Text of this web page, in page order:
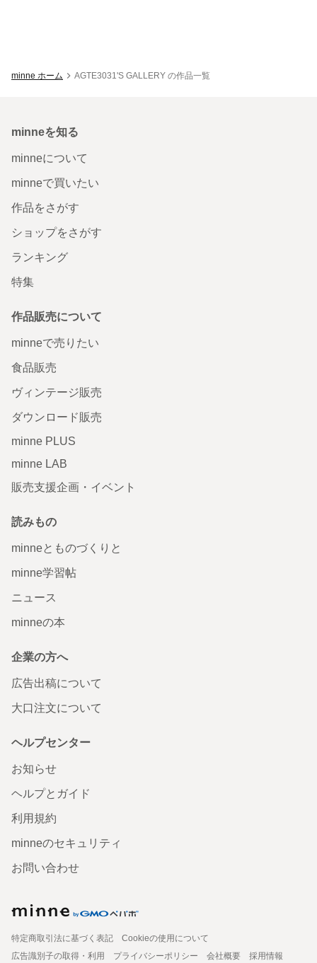
minne ホーム AGTE3031'S GALLERY の作品一覧
minneを知る
minneについて
minneで買いたい
作品をさがす
ショップをさがす
ランキング
特集
作品販売について
minneで売りたい
食品販売
ヴィンテージ販売
ダウンロード販売
minne PLUS
minne LAB
販売支援企画・イベント
読みもの
minneとものづくりと
minne学習帖
ニュース
minneの本
企業の方へ
広告出稿について
大口注文について
ヘルプセンター
お知らせ
ヘルプとガイド
利用規約
minneのセキュリティ
お問い合わせ
特定商取引法に基づく表記
Cookieの使用について
広告識別子の取得・利用
プライバシーポリシー 会社概要
採用情報